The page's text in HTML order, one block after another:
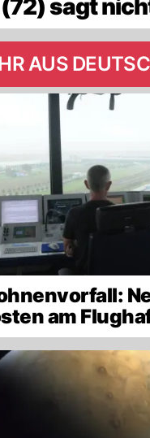
sagt
AUS
am